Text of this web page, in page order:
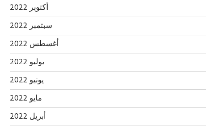
أكتوبر 2022
سبتمبر 2022
أغسطس 2022
يوليو 2022
يونيو 2022
مايو 2022
أبريل 2022